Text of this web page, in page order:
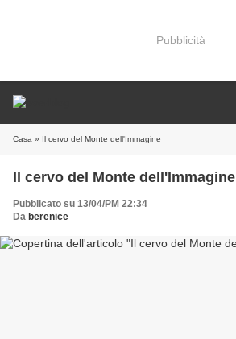
Pubblicità
Casa » Il cervo del Monte dell'Immagine
Il cervo del Monte dell'Immagine
Pubblicato su 13/04/PM 22:34
Da berenice